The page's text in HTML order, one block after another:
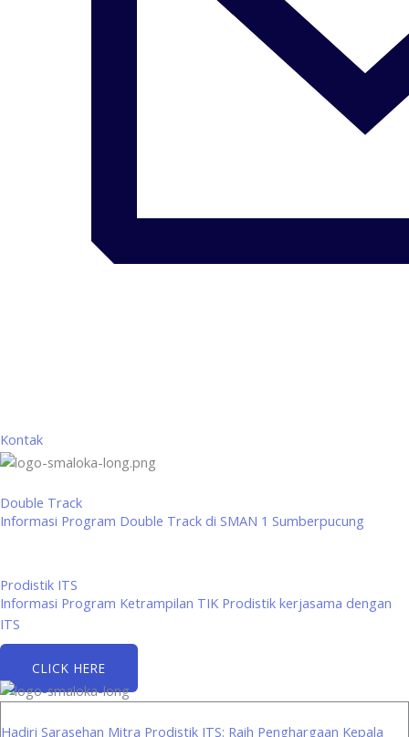
Kontak
Double Track
Informasi Program Double Track di SMAN 1 Sumberpucung
Prodistik ITS
Informasi Program Ketrampilan TIK Prodistik kerjasama dengan
ITS
CLICK HERE
Hadiri Sarasehan Mitra Prodistik ITS: Raih Penghargaan Kepala